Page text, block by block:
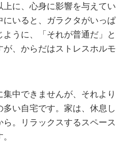
に、心身に影響を与えてい
にいると、ガラクタがいっぱ
うに、「それが普通だ」と
、からだはストレスホルモ
中できませんが、それより
多い自宅です。家は、休息し
。リラックスするスペース